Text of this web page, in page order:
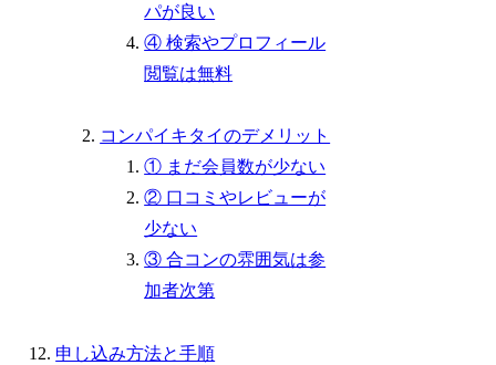
パが良い
④ 検索やプロフィール
閲覧は無料
コンパイキタイのデメリット
① まだ会員数が少ない
② 口コミやレビューが
少ない
③ 合コンの雰囲気は参
加者次第
申し込み方法と手順